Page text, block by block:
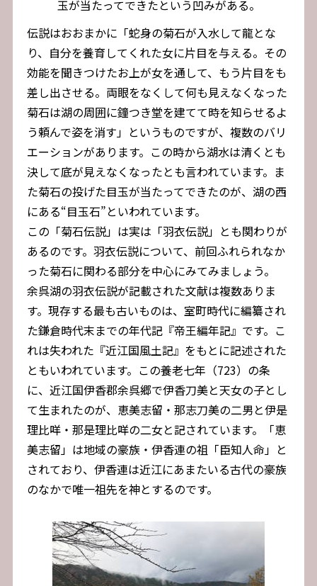
玉が当たってできたという凹みがある。
伝説はおおまかに「蛇身の菊石が入水して龍とな
り、自分を養育してくれた女に片目を与える。その
効能を聞きつけたお上が女を通して、もう片目をも
差し出させる。両眼をなくして何も見えなくなった
菊石は湖の周囲に鐘つき堂を建てて時を知らせるよ
う頼んで姿を消す」というものですが、複数のバリ
エーションがあります。この時から湖水は清くとも
決して底が見えなくなったとも言われています。ま
た菊石の投げた目玉が当たってできたのが、湖の西
にある“目玉石”といわれています。
この「菊石伝説」は実は「羽衣伝説」とも関わりが
あるのです。羽衣伝説について、前回ふれられなか
った菊石に関わる部分を中心にみてみましょう。
余呉湖の羽衣伝説が記載された文献は複数ありま
す。現存する最も古いものは、室町時代に編纂され
た鎌倉時代末までの年代記『帝王編年記』です。こ
れは失われた『近江国風土記』をもとに記述された
ともいわれています。この養老七年（723）の条
に、近江国伊香郡余呉郷で伊香刀美と天女の子とし
て生まれたのが、恵美志留・那志刀美の二男と伊是
理比咩・那是理比咩の二女と記されています。「恵
美志留」は地域の豪族・伊香連の祖「臣知人命」と
されており、伊香連は近江にあまたいる古代の豪族
のなかで唯一祖先を神とするのです。